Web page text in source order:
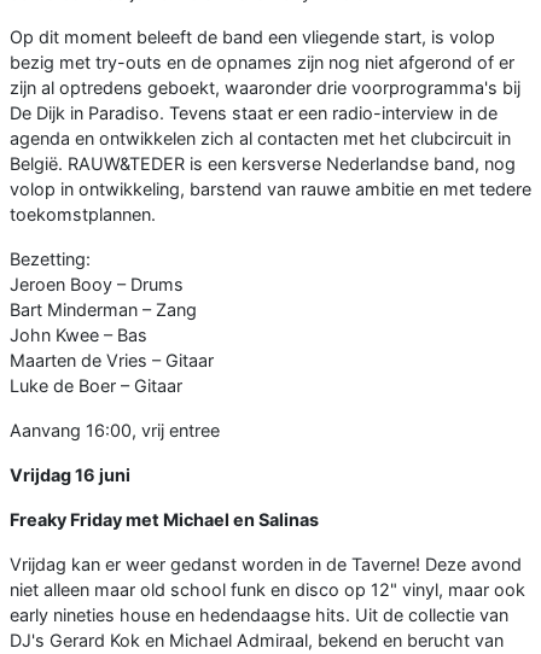
Op dit moment beleeft de band een vliegende start, is volop
bezig met try-outs en de opnames zijn nog niet afgerond of er
zijn al optredens geboekt, waaronder drie voorprogramma's bij
De Dijk in Paradiso. Tevens staat er een radio-interview in de
agenda en ontwikkelen zich al contacten met het clubcircuit in
België. RAUW&TEDER is een kersverse Nederlandse band, nog
volop in ontwikkeling, barstend van rauwe ambitie en met tedere
toekomstplannen.
Bezetting:
Jeroen Booy – Drums
Bart Minderman – Zang
John Kwee – Bas
Maarten de Vries – Gitaar
Luke de Boer – Gitaar
Aanvang 16:00, vrij entree
Vrijdag 16 juni
Freaky Friday met Michael en Salinas
Vrijdag kan er weer gedanst worden in de Taverne! Deze avond
niet alleen maar old school funk en disco op 12" vinyl, maar ook
early nineties house en hedendaagse hits. Uit de collectie van
DJ's Gerard Kok en Michael Admiraal, bekend en berucht van